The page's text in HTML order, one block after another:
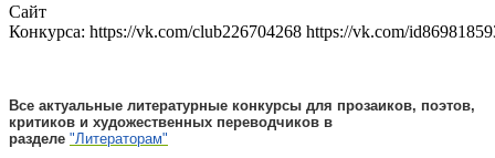
Сайт
Конкурса: https://vk.com/club226704268 https://vk.com/
Все актуальные литературные конкурсы для прозаиков, поэтов,
критиков и художественных переводчиков в
разделе "Литераторам"